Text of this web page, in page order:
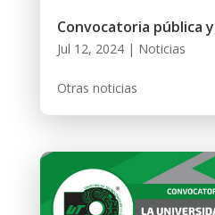
Convocatoria pública
Jul 12, 2024| Noticias
Otras noticias